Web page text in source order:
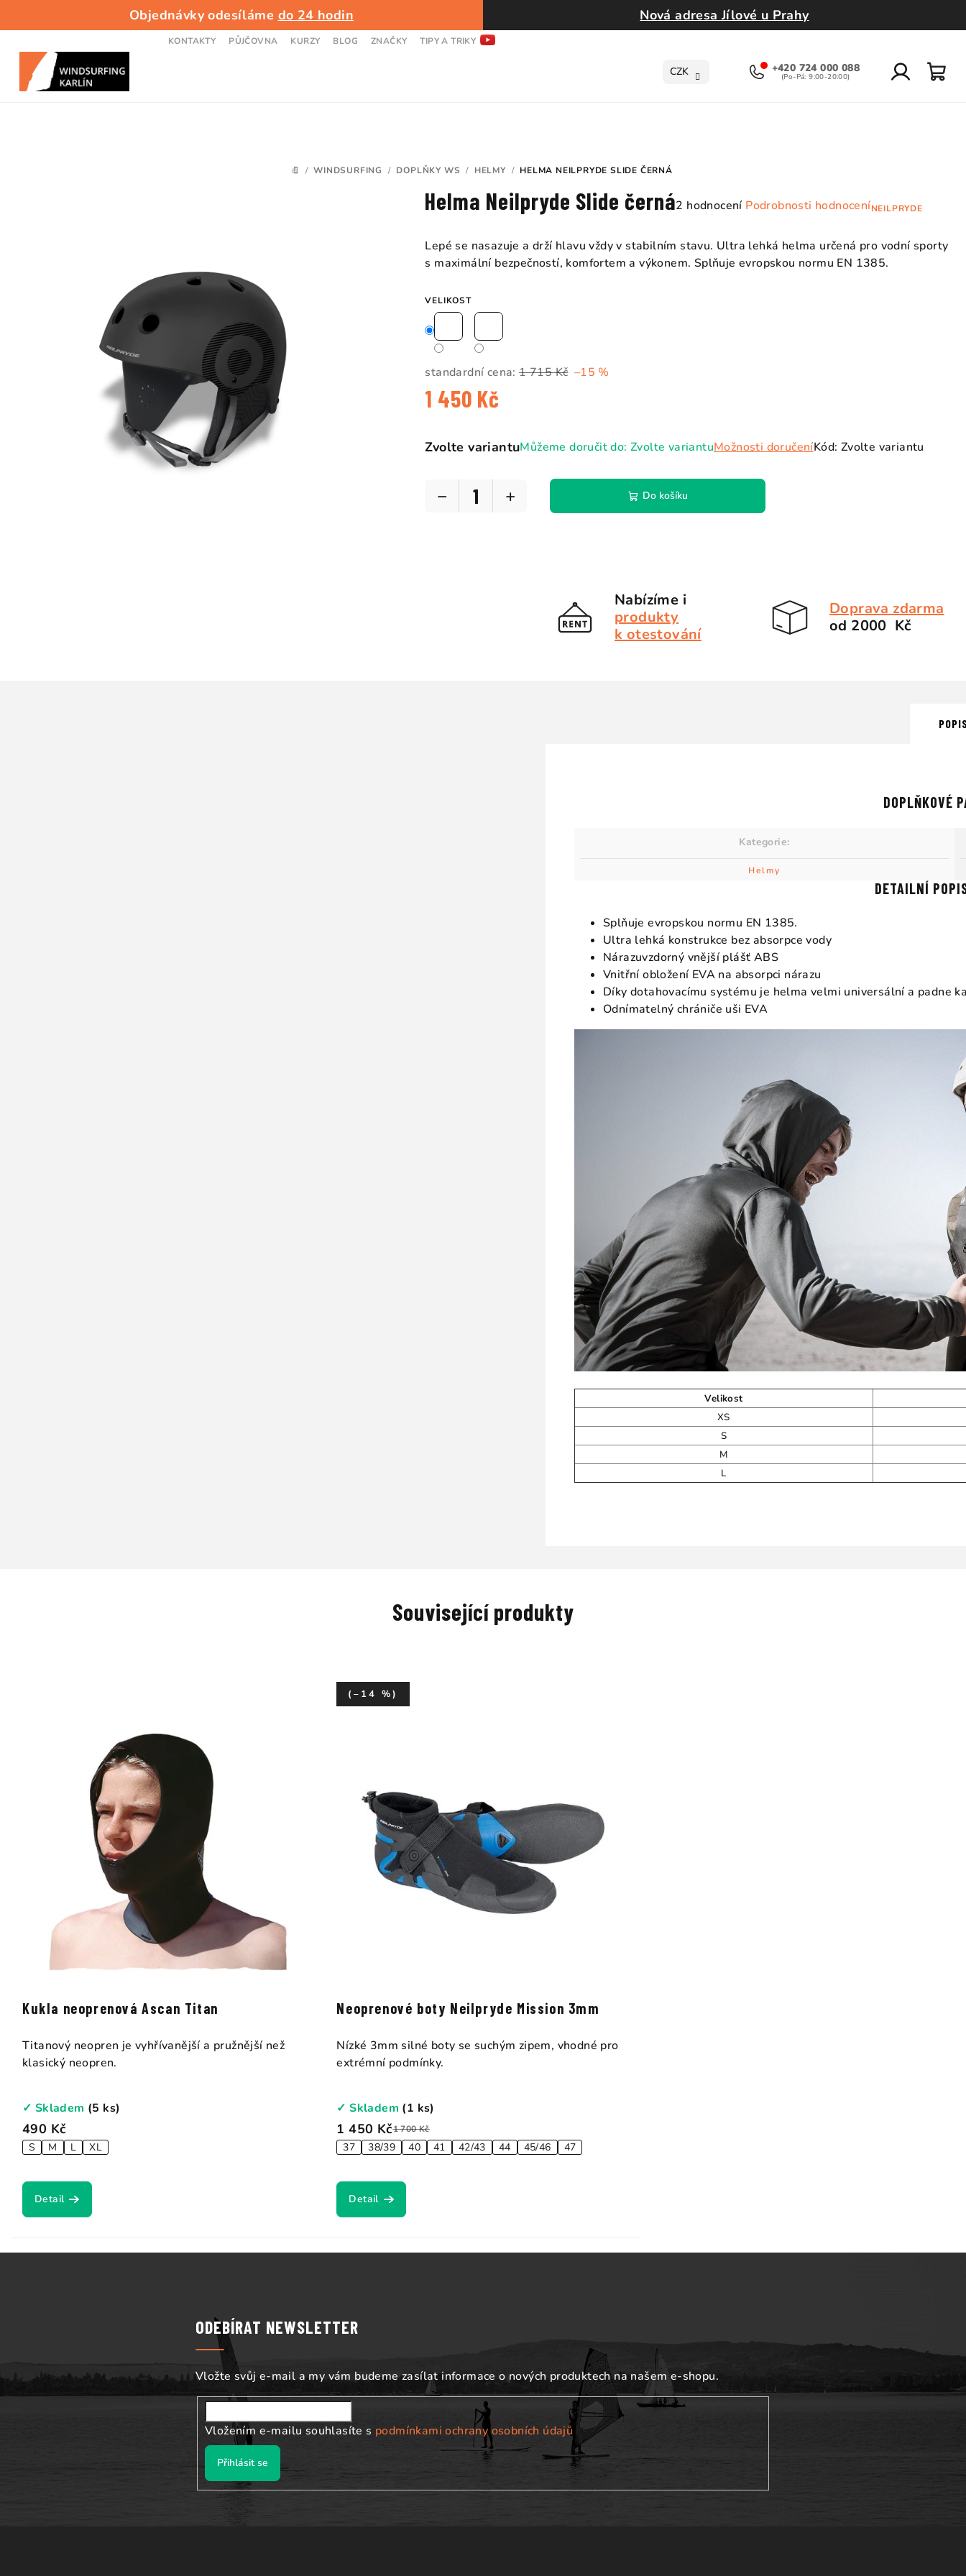
Objednávky odesíláme do 24 hodin Nová adresa Jílové u Prahy
KONTAKTY PŮJČOVNA KURZY BLOG ZNAČKY TIPY A TRIKY
CZK +420 724 000 088
DOMŮ
/ WINDSURFING / DOPLŇKY WS / HELMY / HELMA NEILPRYDE SLIDE ČERNÁ
NEILPRYDE
Helma Neilpryde Slide černáPrůměrné
produktu
2 hodnocení Podrobnosti hodnocení
Lepé se nasazuje a drží hlavu vždy v stabilním stavu. Ultra lehká helma určená pro vodní sporty
s maximální bezpečností, komfortem a výkonem. Splňuje evropskou normu EN 1385.
VELIKOST
standardní cena: 1 715 Kč –15 %
1 450 Kč
cena:
Zvolte variantuMůžeme doručit do: Zvolte variantuMožnosti doručeníKód: Zvolte variantu
+
− Do košíku
Nabízíme i
produkty
k otestování
Doprava zdarma
od 2000 Kč
DETAILNÍ
Splňuje evropskou normu EN 1385.
Ultra lehká konstrukce bez absorpce vody
Nárazuvzdorný vnější plášť ABS
Vnitřní obložení EVA na absorpci nárazu
Díky dotahovacímu systému je helma velmi universální a padne
Odnímatelný chrániče uši EVA
Velikost
XS
S
M
L
DOPLŇKOVÉ
Kategorie:
Helmy
Související produkty
Kukla neoprenová Ascan Titan
490 Kč
S M L XL
✓ Skladem (5 ks)
Detail
Titanový neopren je vyhřívanější a pružnější než
klasický neopren.
Neoprenové boty Neilpryde Mission 3mm
1 450 Kč1 700 Kč
(–14 %)
37 38/39 40 41 42/43 44 45/46 47
✓ Skladem (1 ks)
Detail
Nízké 3mm silné boty se suchým zipem, vhodné pro
extrémní podmínky.
t
í
ODEBÍRAT NEWSLETTER
Vložte svůj e-mail a my vám budeme zasílat informace o nových produktech na našem e-shopu.
Vložením e-mailu souhlasíte s podmínkami ochrany osobních údajů
Přihlásit se